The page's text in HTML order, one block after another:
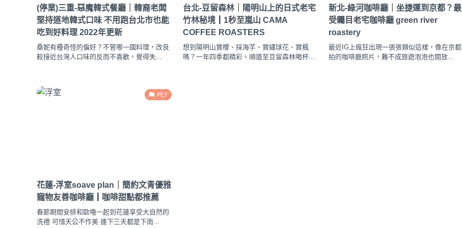
(停業)三重-惡魔韓式餐廳｜韓裔老闆
堅持道地韓式口味 不用跑台北市也能
吃到好料理 2022年更新
桑妮有種奇怪的偏好？不管哪一國料理，改良
較接近台灣人口味的反而不喜歡，覺得失...
台北-豆留森林｜陽明山上的日式老宅
竹林秘境┃1秒至嵐山 CAMA
COFFEE ROASTERS
想到陽明山賞櫻、採海芋、賞繡球花、賞楓
嗎？一年四季都精彩。順道至豆留森林喝杯...
新北-綠河咖啡廳｜坐捷運到京都？最
受矚目老宅咖啡廳 green river
roastery
最近IG上瘋狂出現一張張類似這樣，像在京都
拍的咖啡廳照片，難不成旅遊泡泡也開放...
PET
花蓮-浮室soave plan｜簡約文青優雅
寵物友善咖啡廳┃咖啡甜點都推薦
春節期間安排和歐嚕一起到花蓮享受大自然的
洗禮 可惜天公不作美 連下三天都是下雨...